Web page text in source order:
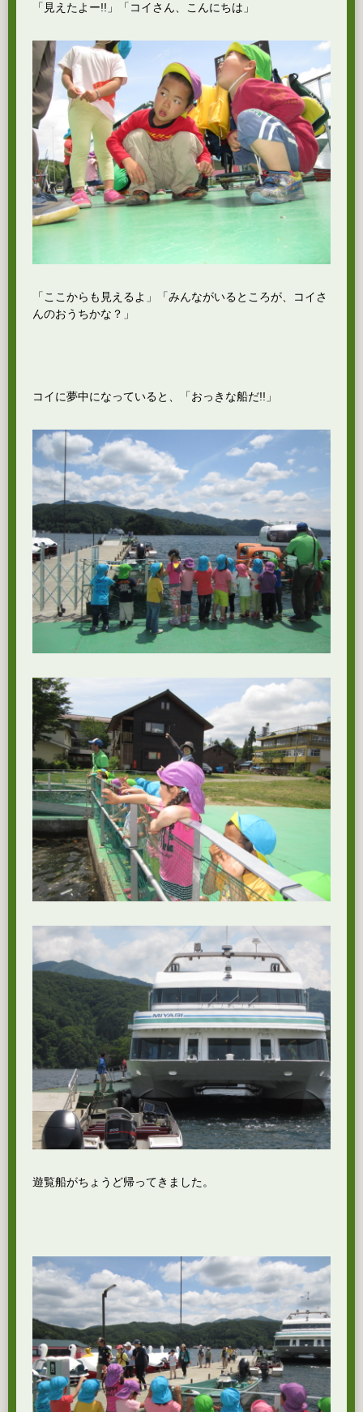
「見えたよー!!」「コイさん、こんにちは」
「ここからも見えるよ」「みんながいるところが、コイさ
んのおうちかな？」
コイに夢中になっていると、「おっきな船だ!!」
遊覧船がちょうど帰ってきました。